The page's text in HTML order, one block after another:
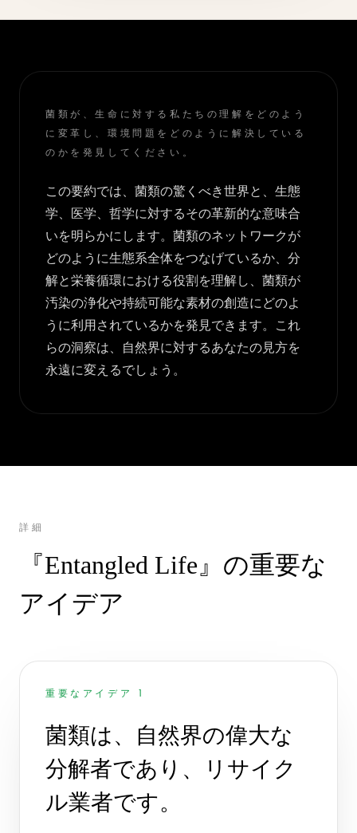
菌類が、生命に対する私たちの理解をどのよう
に変革し、環境問題をどのように解決している
のかを発見してください。
この要約では、菌類の驚くべき世界と、生態
学、医学、哲学に対するその革新的な意味合
いを明らかにします。菌類のネットワークが
どのように生態系全体をつなげているか、分
解と栄養循環における役割を理解し、菌類が
汚染の浄化や持続可能な素材の創造にどのよ
うに利用されているかを発見できます。これ
らの洞察は、自然界に対するあなたの見方を
永遠に変えるでしょう。
詳細
『Entangled Life』の重要な
アイデア
重要なアイデア 1
菌類は、自然界の偉大な
分解者であり、リサイク
ル業者です。